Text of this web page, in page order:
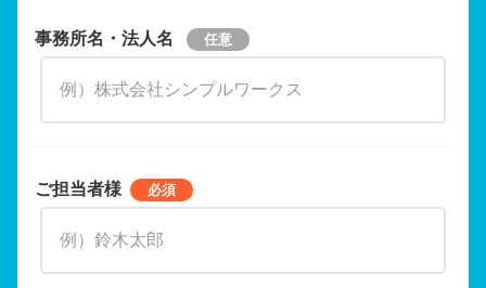
事務所名・法人名
ご担当者様